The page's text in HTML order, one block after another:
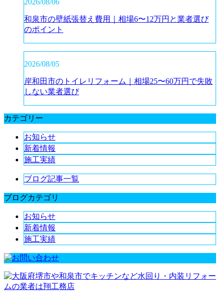
2026/08/06
和泉市の壁紙張替え費用｜相場6〜12万円と業者選び
のポイント
2026/08/05
岸和田市のトイレリフォーム｜相場25〜60万円で失敗
しない業者選び
カテゴリー
お知らせ
新着情報
施工実績
ブログ記事一覧
ブログカテゴリ
お知らせ
新着情報
施工実績